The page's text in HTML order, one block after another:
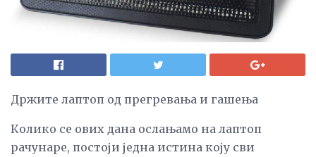
Држите лаптоп од прегревања и гашења
Колико се ових дана ослањамо на лаптоп
рачунаре, постоји једна истина коју сви